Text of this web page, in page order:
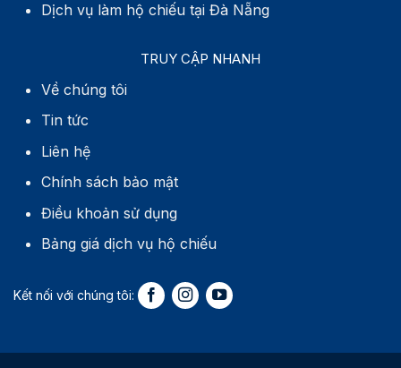
Dịch vụ làm hộ chiếu tại Đà Nẵng
TRUY CẬP NHANH
Về chúng tôi
Tin tức
Liên hệ
Chính sách bảo mật
Điều khoản sử dụng
Bảng giá dịch vụ hộ chiếu